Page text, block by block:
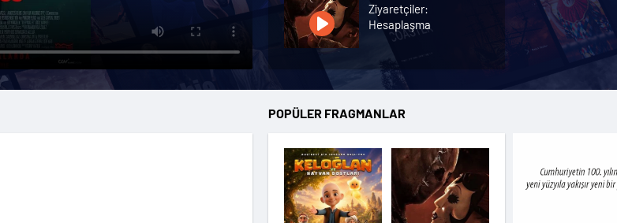
Ziyaretçiler:
Hesaplaşma
Nasreddin Hoca:
Zaman Yolcusu 4
Hayvan Çiftliği
POPÜLER FRAGMANLAR